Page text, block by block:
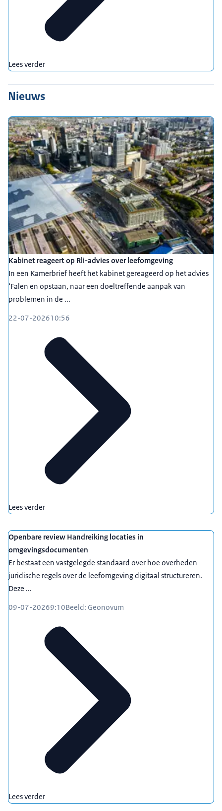
Lees verder
Nieuws
Kabinet reageert op Rli-advies over leefomgeving
In een Kamerbrief heeft het kabinet gereageerd op het advies
‘Falen en opstaan, naar een doeltreffende aanpak van
problemen in de ...
22-07-202610:56
Lees verder
Openbare review Handreiking locaties in
omgevingsdocumenten
Er bestaat een vastgelegde standaard over hoe overheden
juridische regels over de leefomgeving digitaal structureren.
Deze ...
09-07-20269:10Beeld: Geonovum
Lees verder